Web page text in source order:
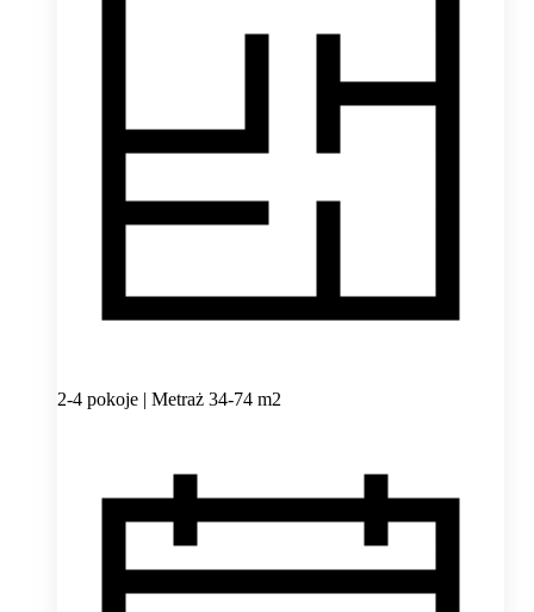
2-4 pokoje | Metraż 34-74 m2